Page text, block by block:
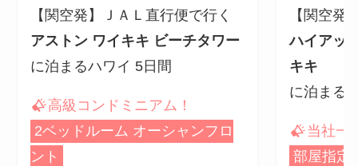
【関空発】ＪＡＬ直行便で行く
アストン ワイキキ ビーチタワー
に泊まるハワイ 5日間
高級コンドミニアム！
2ベッドルーム オーシャンフロ
ント
【関空発
ハイアッ
キキ
に泊まる
当社一
部屋指定